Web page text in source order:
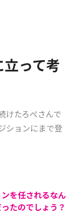
って考
けたろぺさんで
ションにまで登
を任されるなん
たのでしょう？